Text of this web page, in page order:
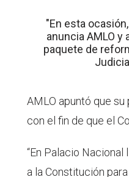
"En esta
anuncia AMLO
paquete de
AMLO apuntó que
con el fin de que el
“En Palacio
a la Constitución